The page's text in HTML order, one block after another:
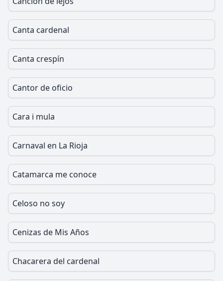
Canta cardenal
Canta crespín
Cantor de oficio
Cara i mula
Carnaval en La Rioja
Catamarca me conoce
Celoso no soy
Cenizas de Mis Años
Chacarera del cardenal